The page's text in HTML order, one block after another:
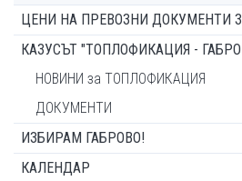
ЦЕНИ НА ПРЕВОЗНИ ДОКУМЕНТИ
КАЗУСЪТ "ТОПЛОФИКАЦИЯ -
НОВИНИ за ТОПЛОФИКАЦИЯ
ДОКУМЕНТИ
ИЗБИРАМ ГАБРОВО!
КАЛЕНДАР